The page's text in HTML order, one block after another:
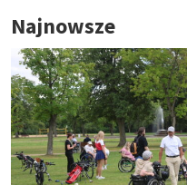
Najnowsze